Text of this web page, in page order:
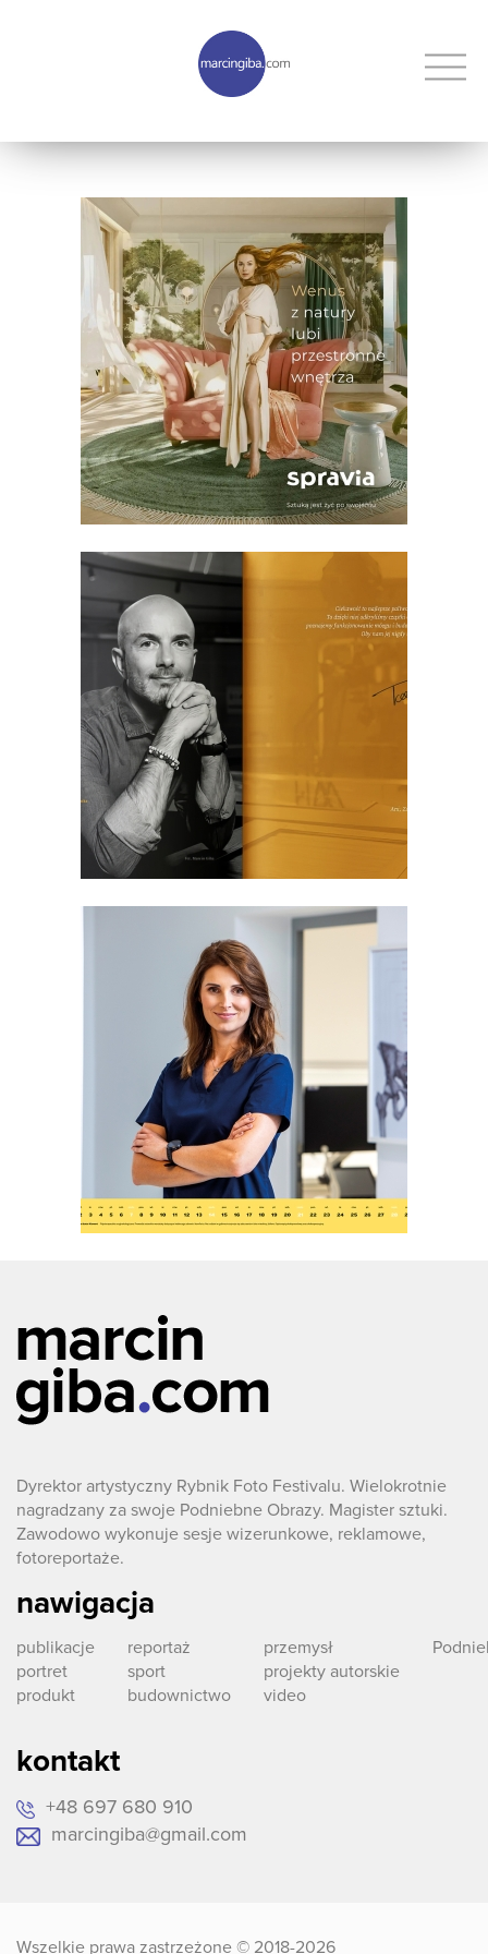
portret
produkt
reportaż
sport
budownictwo
przemysł
projekty autorskie
video
Podniebne Obrazy
o mnie
kontakt
Dyrektor artystyczny Rybnik Foto Festivalu. Wielokrotnie
nagradzany za swoje Podniebne Obrazy. Magister sztuki.
Zawodowo wykonuje sesje wizerunkowe, reklamowe,
fotoreportaże.
nawigacja
publikacje
portret
produkt
reportaż
sport
budownictwo
przemysł
projekty autorskie
video
kontakt
+48 697 680 910
marcingiba@gmail.com
Wszelkie prawa zastrzeżone © 2018-2026